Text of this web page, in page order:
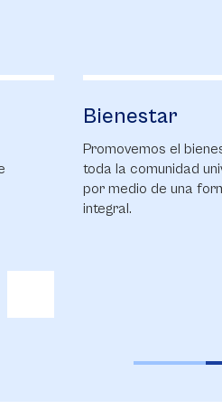
Campus Life
Explora nuestro
diferentes
que podrás acceder.